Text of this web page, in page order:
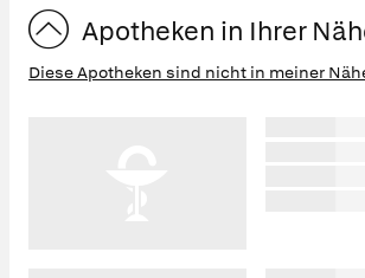
Apotheken in Ihrer
Diese Apotheken sind nicht in meiner